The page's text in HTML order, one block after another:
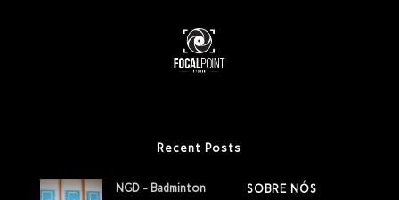
Recent Posts
NGD - Badminton SOBRE NÓS